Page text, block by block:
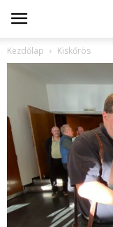
Kezdőlap Kiskőrös